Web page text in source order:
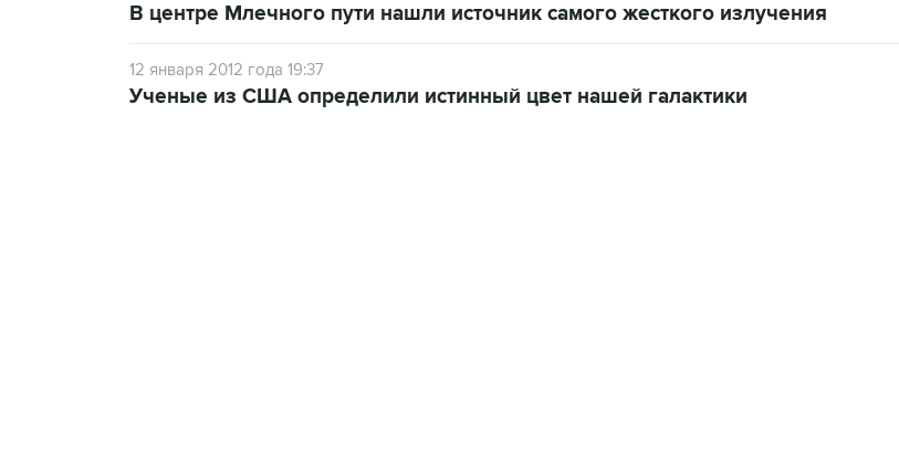
В центре Млечного пути нашли источник самого жесткого излучения
12 января 2012 года 19:37
Ученые из США определили истинный цвет нашей галактики